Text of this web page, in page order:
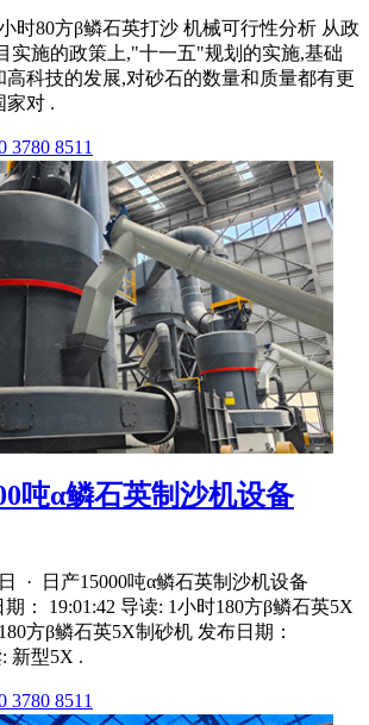
时80方β鳞石英打沙 机械可行性分析 从政
实施的政策上,"十一五"规划的实施,基础
高科技的发展,对砂石的数量和质量都有更
家对 .
3780 8511
吨α鳞石英制沙机设备
· 日产15000吨α鳞石英制沙机设备
期： 19:01:42 导读: 1小时180方β鳞石英5X
方β鳞石英5X制砂机 发布日期：
新型5X .
3780 8511